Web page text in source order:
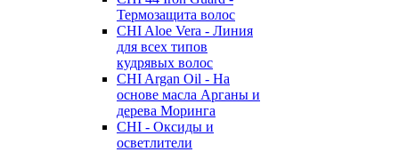
Термозащита волос
CHI Aloe Vera - Линия
для всех типов
кудрявых волос
CHI Argan Oil - На
основе масла Арганы и
дерева Моринга
CHI - Оксиды и
осветлители